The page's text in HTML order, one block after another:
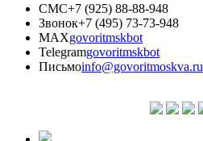
СМС+7 (925) 88-88-948
Звонок+7 (495) 73-73-948
MAXgovoritmskbot
Telegramgovoritmskbot
Письмоinfo@govoritmoskva.ru